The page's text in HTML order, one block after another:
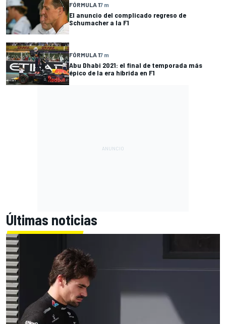
FÓRMULA 17 m
El anuncio del complicado regreso de
Schumacher a la F1
FÓRMULA 17 m
Abu Dhabi 2021: el final de temporada más
épico de la era híbrida en F1
Últimas noticias